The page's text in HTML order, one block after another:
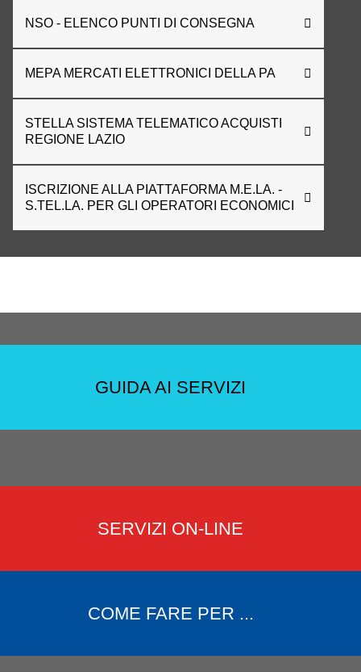
NSO - ELENCO PUNTI DI CONSEGNA
MEPA MERCATI ELETTRONICI DELLA PA
STELLA SISTEMA TELEMATICO ACQUISTI
REGIONE LAZIO
ISCRIZIONE ALLA PIATTAFORMA M.E.LA. -
S.TEL.LA. PER GLI OPERATORI ECONOMICI
GUIDA AI SERVIZI
SERVIZI ON-LINE
COME FARE PER ...